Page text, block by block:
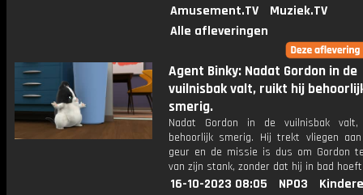
Amusement.TV
Muziek.TV
Alle afleveringen
Agent Binky: Nadat Gordon in de
vuilnisbak valt, ruikt hij
smerig.
Nadat Gordon in de vuilnisbak
behoorlijk smerig. Hij trekt vliegen
geur en de missie is dus om Gordon
van zijn stank, zonder dat hij in bad
16-10-2023 08:05 NPO3